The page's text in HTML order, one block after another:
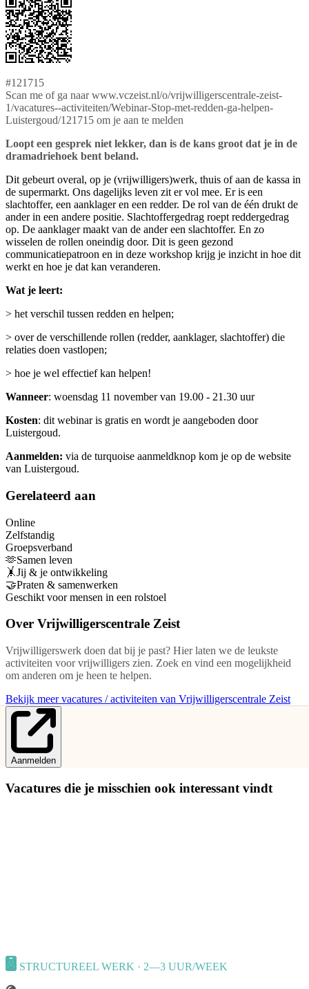
#121715
Scan me of ga naar www.vczeist.nl/o/vrijwilligerscentrale-zeist-
1/vacatures--activiteiten/Webinar-Stop-met-redden-ga-helpen-
Luistergoud/121715 om je aan te melden
Loopt een gesprek niet lekker, dan is de kans groot dat je in de
dramadriehoek bent beland.
Dit gebeurt overal, op je (vrijwilligers)werk, thuis of aan de kassa in
de supermarkt. Ons dagelijks leven zit er vol mee. Er is een
slachtoffer, een aanklager en een redder. De rol van de één drukt de
ander in een andere positie. Slachtoffergedrag roept reddergedrag
op. De aanklager maakt van de ander een slachtoffer. En zo
wisselen de rollen oneindig door. Dit is geen gezond
communicatiepatroon en in deze workshop krijg je inzicht in hoe dit
werkt en hoe je dat kan veranderen.
Wat je leert:
> het verschil tussen redden en helpen;
> over de verschillende rollen (redder, aanklager, slachtoffer) die
relaties doen vastlopen;
> hoe je wel effectief kan helpen!
Wanneer: woensdag 11 november van 19.00 - 21.30 uur
Kosten: dit webinar is gratis en wordt je aangeboden door
Luistergoud.
Aanmelden: via de turquoise aanmeldknop kom je op de website
van Luistergoud.
Gerelateerd aan
Online
Zelfstandig
Groepsverband
🫶Samen leven
🤸Jij & je ontwikkeling
🤝Praten & samenwerken
Geschikt voor mensen in een rolstoel
Over Vrijwilligerscentrale Zeist
Vrijwilligerswerk doen dat bij je past? Hier laten we de leukste
activiteiten voor vrijwilligers zien. Zoek en vind een mogelijkheid
om anderen om je heen te helpen.
Bekijk meer vacatures / activiteiten van Vrijwilligerscentrale Zeist
Aanmelden
Vacatures die je misschien ook interessant vindt
STRUCTUREEL WERK · 2—3 UUR/WEEK